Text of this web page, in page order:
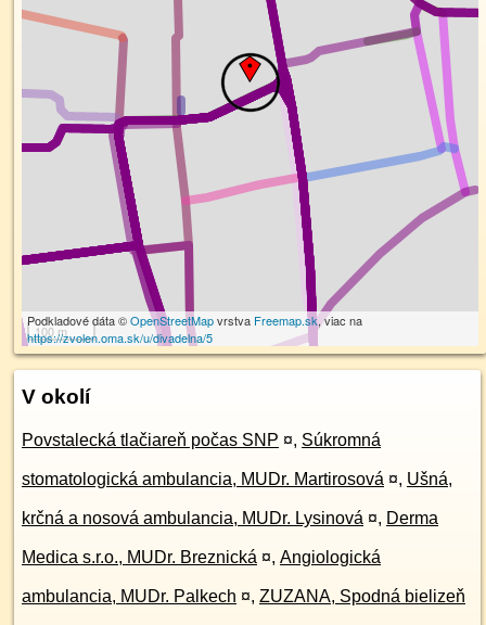
100 m
Podkladové dáta ©OpenStreetMapvrstva Freemap.sk, viac na
https://zvolen.oma.sk/u/divadelna/5
V okolí
Povstalecká tlačiareň počas SNP ¤, Súkromná
stomatologická ambulancia, MUDr. Martirosová ¤, Ušná,
krčná a nosová ambulancia, MUDr. Lysinová ¤, Derma
Medica s.r.o., MUDr. Breznická ¤, Angiologická
ambulancia, MUDr. Palkech ¤, ZUZANA, Spodná bielizeň